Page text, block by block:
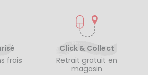
frais
Click & Collect
Retrait gratuit en
magasin